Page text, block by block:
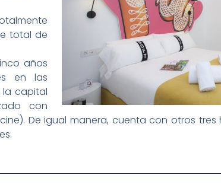
total de
años
en las
la capital
con
De igual manera, cuenta con otros tres